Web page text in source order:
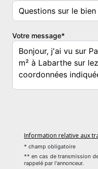
Cellier privatif:
Résidence fonctionnelle,
Cet appartement répond
optimal et des dépenses
Les informations sur les
www. georisques. gouv. fr.
Votre message*
Information relative aux
* champ obligatoire
** en cas de transmission
rappelé par l'annonceur.